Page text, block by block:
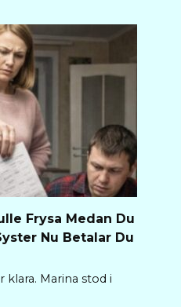
Frysa Medan Du
Nu Betalar Du
Marina stod i